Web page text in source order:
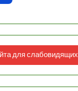
для слабовидящих